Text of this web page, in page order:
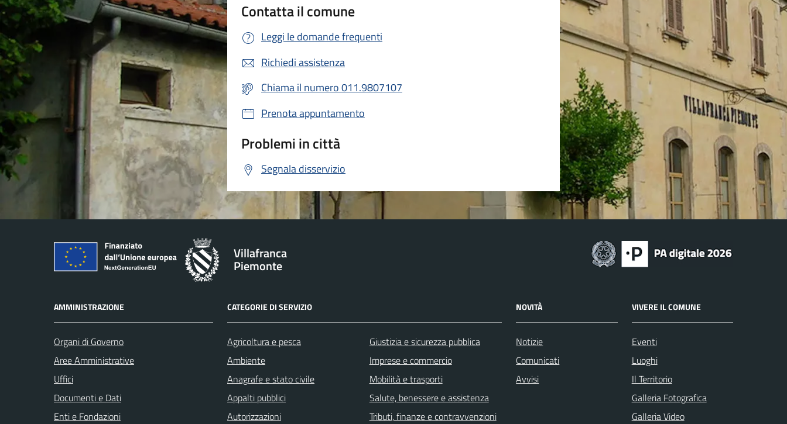
Contatta il comune
Leggi le domande frequenti
Richiedi assistenza
Chiama il numero 011.9807107
Prenota appuntamento
Problemi in città
Segnala disservizio
Villafranca
Piemonte
AMMINISTRAZIONE
Organi di Governo
Aree Amministrative
Uffici
Documenti e Dati
Enti e Fondazioni
CATEGORIE DI SERVIZIO
Agricoltura e pesca
Ambiente
Anagrafe e stato civile
Appalti pubblici
Autorizzazioni
Giustizia e sicurezza pubblica
Imprese e commercio
Mobilità e trasporti
Salute, benessere e assistenza
Tributi, finanze e contravvenzioni
NOVITÀ
Notizie
Comunicati
Avvisi
VIVERE IL COMUNE
Eventi
Luoghi
Il Territorio
Galleria Fotografica
Galleria Video